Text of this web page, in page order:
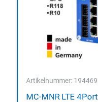
Artikelnummer: 194469
MC-MNR LTE 4Port